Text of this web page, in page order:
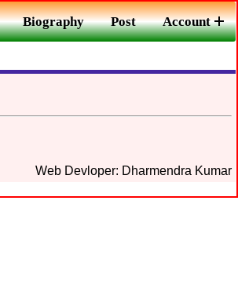
Biography Post Account
Web Devloper: Dharmendra Kumar